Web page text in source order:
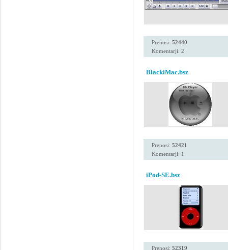
Prenosi: 52440
Komentarji: 2
BlackiMac.bsz
Prenosi: 52421
Komentarji: 1
iPod-SE.bsz
Prenosi: 52319